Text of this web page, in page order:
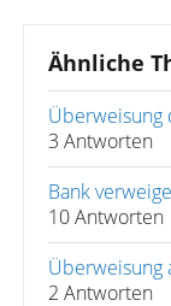
Ähnliche
Überweisung
3 Antworten
Bank
10 Antworten
Überweisung
2 Antworten